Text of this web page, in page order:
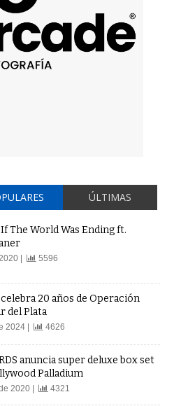
ÚLTIMAS
If The World Was Ending ft.
| 5596
20 años de Operación
del Plata
2024 | 4626
anuncia super deluxe box set
Palladium
2020 | 4321